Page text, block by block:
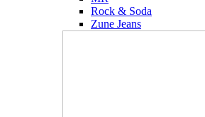
Rock & Soda
Zune Jeans